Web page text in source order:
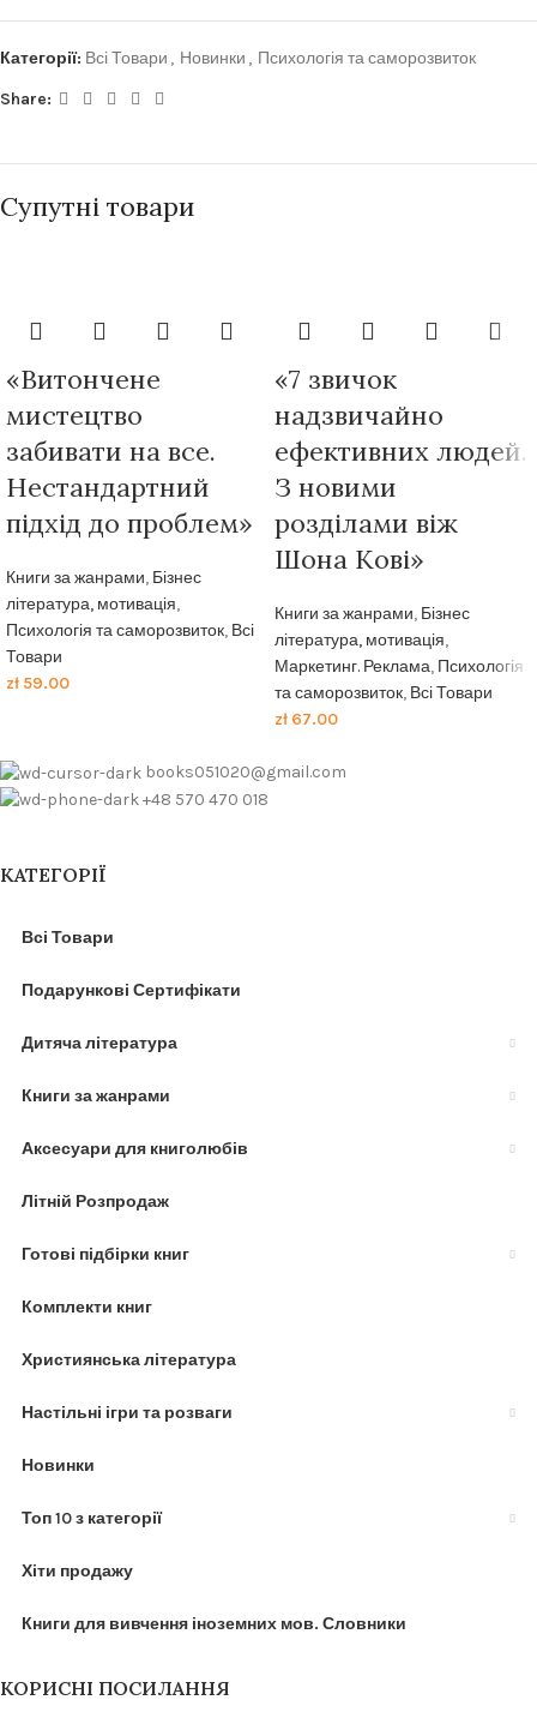
Категорії: Всі Товари , Новинки , Психологія та саморозвиток
Share:
Супутні товари
«Витончене
мистецтво
забивати на все.
Нестандартний
підхід до проблем»
Книги за жанрами, Бізнес
література, мотивація,
Психологія та саморозвиток, Всі
Товари
zł 59.00
«7 звичок
надзвичайно
ефективних людей.
З новими
розділами віж
Шона Кові»
Книги за жанрами, Бізнес
література, мотивація,
Маркетинг. Реклама, Психологія
та саморозвиток, Всі Товари
zł 67.00
books051020@gmail.com
+48 570 470 018
КАТЕГОРІЇ
Всі Товари
Подарункові Сертифікати
Дитяча література
Книги за жанрами
Аксесуари для книголюбів
Літній Розпродаж
Готові підбірки книг
Комплекти книг
Християнська література
Настільні ігри та розваги
Новинки
Топ 10 з категорії
Хіти продажу
Книги для вивчення іноземних мов. Словники
КОРИСНІ ПОСИЛАННЯ